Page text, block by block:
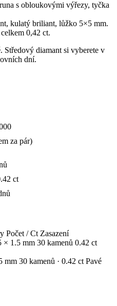
s obloukovými výřezy, tyčka
kulatý briliant, lůžko 5×5 mm.
0,42 ct.
Středový diamant si vyberete v
dní.
za pár)
ct
Počet / Ct Zasazení
× 1.5 mm 30 kamenů 0.42 ct
mm 30 kamenů · 0.42 ct Pavé